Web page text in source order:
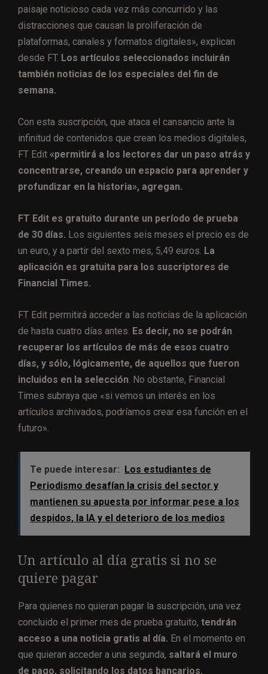
paisaje noticioso cada vez más concurrido y las
distracciones que causan la proliferación de
plataformas, canales y formatos digitales», explican
desde FT. Los artículos seleccionados incluirán
también noticias de los especiales del fin de
semana.
Con esta suscripción, que ataca el cansancio ante la
infinitud de contenidos que crean los medios digitales,
FT Edit «permitirá a los lectores dar un paso atrás y
concentrarse, creando un espacio para aprender y
profundizar en la historia», agregan.
FT Edit es gratuito durante un período de prueba
de 30 días. Los siguientes seis meses el precio es de
un euro, y a partir del sexto mes, 5,49 euros. La
aplicación es gratuita para los suscriptores de
Financial Times.
FT Edit permitirá acceder a las noticias de la aplicación
de hasta cuatro días antes. Es decir, no se podrán
recuperar los artículos de más de esos cuatro
días, y sólo, lógicamente, de aquellos que fueron
incluidos en la selección. No obstante, Financial
Times subraya que «si vemos un interés en los
artículos archivados, podríamos crear esa función en el
futuro».
Te puede interesar:
Los estudiantes de
Periodismo desafían la crisis del sector y
mantienen su apuesta por informar pese a los
despidos, la IA y el deterioro de los medios
Un artículo al día gratis si no se
quiere pagar
Para quienes no quieran pagar la suscripción, una vez
concluido el primer mes de prueba gratuito, tendrán
acceso a una noticia gratis al día. En el momento en
que quieran acceder a una segunda, saltará el muro
de pago, solicitando los datos bancarios.